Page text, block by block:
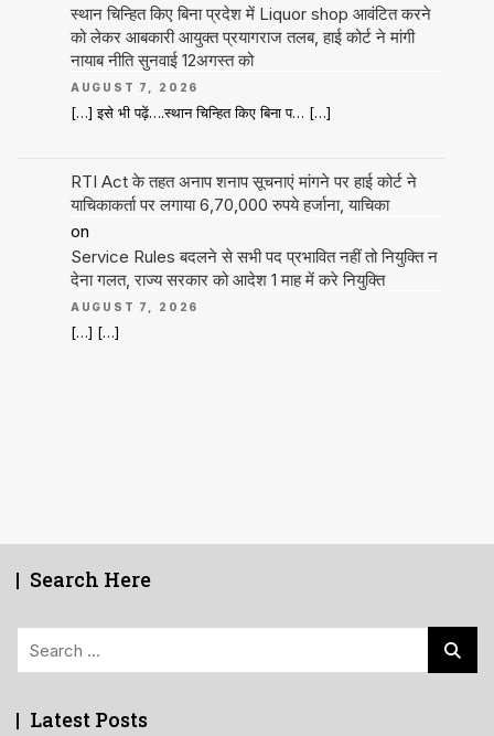
स्थान चिन्हित किए बिना प्रदेश में Liquor shop आवंटित करने
को लेकर आबकारी आयुक्त प्रयागराज तलब, हाई कोर्ट ने मांगी
नायाब नीति सुनवाई 12अगस्त को
AUGUST 7, 2026
[…] इसे भी पढ़ें….स्थान चिन्हित किए बिना प… […]
RTI Act के तहत अनाप शनाप सूचनाएं मांगने पर हाई कोर्ट ने
याचिकाकर्ता पर लगाया 6,70,000 रुपये हर्जाना, याचिका
on
Service Rules बदलने से सभी पद प्रभावित नहीं तो नियुक्ति न
देना गलत, राज्य सरकार को आदेश 1 माह में करे नियुक्ति
AUGUST 7, 2026
[…] […]
Search Here
Latest Posts